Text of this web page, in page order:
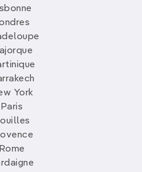
York
Paris
Rome